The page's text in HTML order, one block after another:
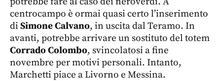
centrocampo è ormai quasi certo l’inserimento
di Simone Calvano, in uscita dal Teramo. In
avanti, potrebbe arrivare un sostituto del totem
Corrado Colombo, svincolatosi a fine
novembre per motivi personali. Intanto,
Marchetti piace a Livorno e Messina.